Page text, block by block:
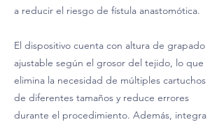
a reducir el riesgo de fístula anastomótica.
El dispositivo cuenta con altura de grapado
ajustable según el grosor del tejido, lo que
elimina la necesidad de múltiples cartuchos
de diferentes tamaños y reduce errores
durante el procedimiento. Además, integra